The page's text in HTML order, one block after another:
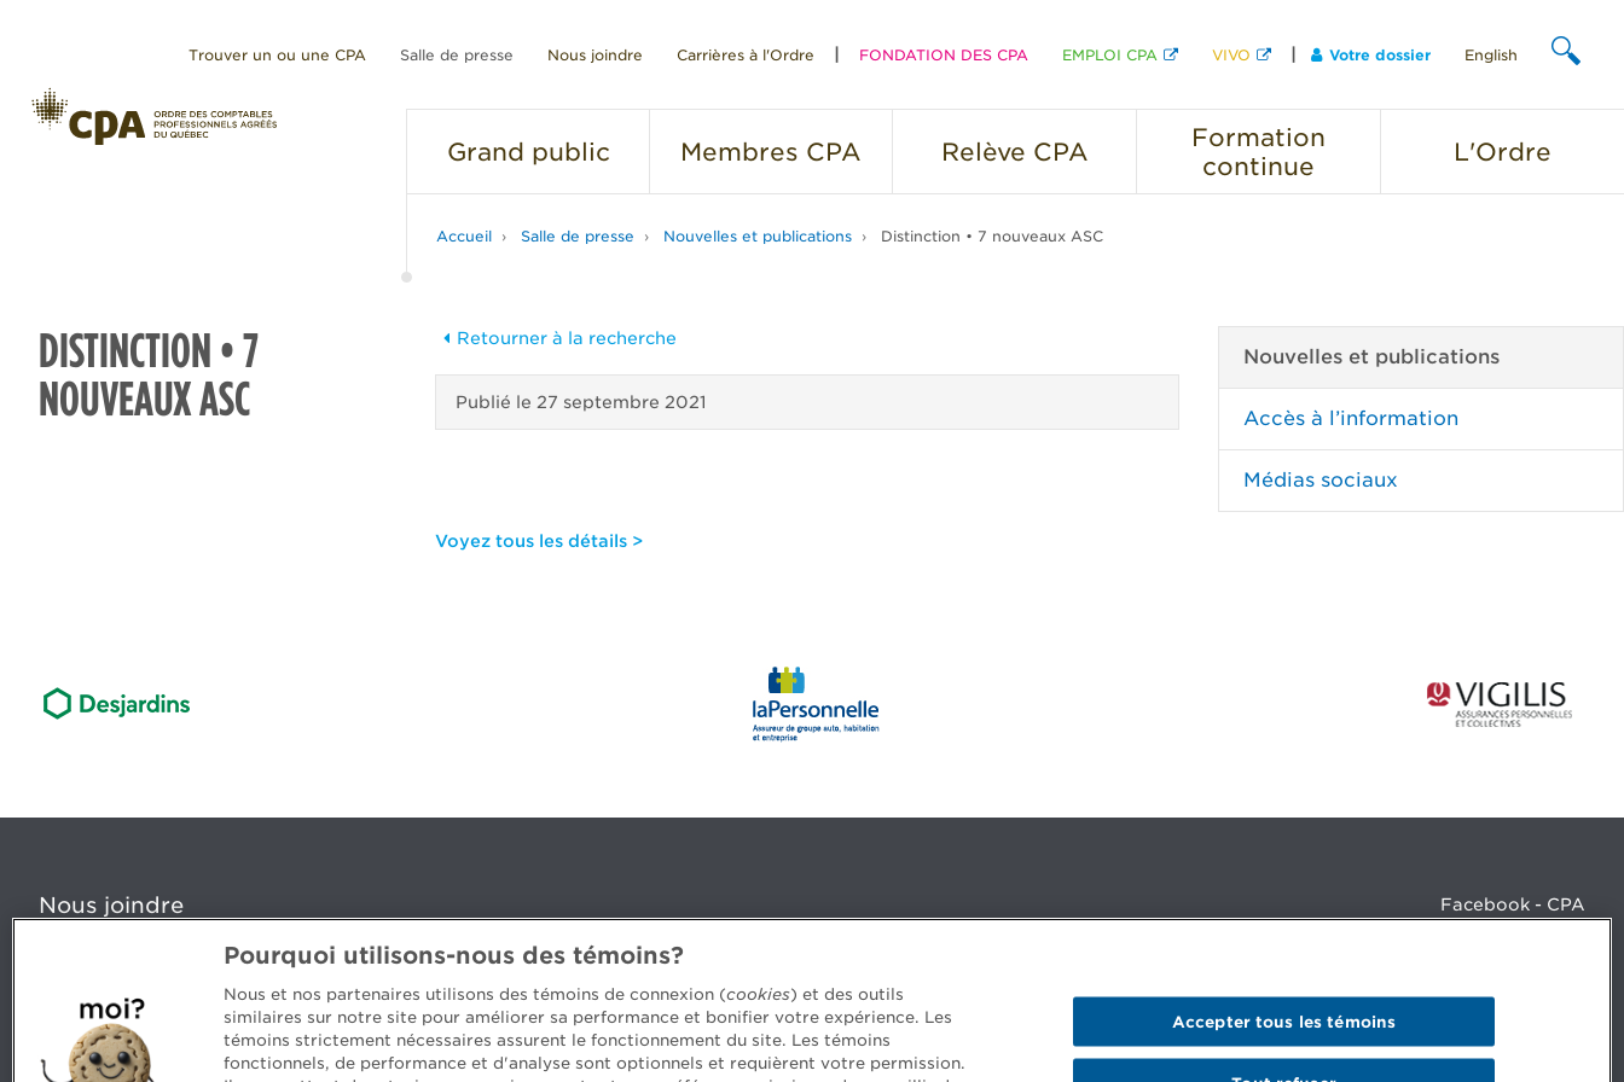
Trouver un ou une CPA Salle de presse Nous joindre Carrières à l'Ordre FONDATION DES CPA EMPLOI CPA VIVO Votre dossier English
Grand public Membres CPA Relève CPA
Formation
continue
L'Ordre
Accueil Salle de presse Nouvelles et publications Distinction • 7 nouveaux ASC
DISTINCTION • 7
NOUVEAUX ASC
Retourner à la recherche
Publié le 27 septembre 2021
Voyez tous les détails >
Nouvelles et publications
Accès à l’information
Médias sociaux
Nous joindre
5, Place Ville Marie, bureau 800, Montréal (Québec) H3B 2G2
Des questions? Faites appel à notre équipe >
Facebook - CPA
LinkedIn - 20 minutes CPA
LinkedIn - Emploi CPA
Pourquoi utilisons-nous des témoins?
Nous et nos partenaires utilisons des témoins de connexion (cookies) et des outils
similaires sur notre site pour améliorer sa performance et bonifier votre expérience. Les
témoins strictement nécessaires assurent le fonctionnement du site. Les témoins
fonctionnels, de performance et d'analyse sont optionnels et requièrent votre permission.
Accepter tous les témoins